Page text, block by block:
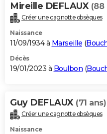
Mireille DEFLAUX (88
Créer une cagnotte obsèques
Naissance
11/09/1934 à Marseille (
Décès
19/01/2023 à Boulbon (
Guy DEFLAUX (71 ans)
Créer une cagnotte obsèques
Naissance